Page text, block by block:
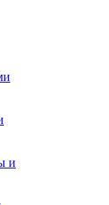
и